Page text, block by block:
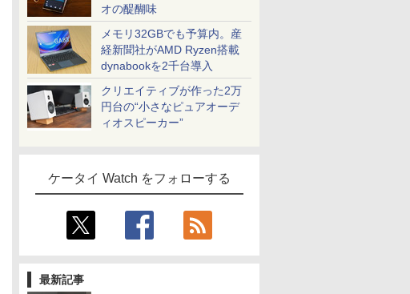
オの醍醐味
メモリ32GBでも予算内。産
経新聞社がAMD Ryzen搭載
dynabookを2千台導入
クリエイティブが作った2万
円台の“小さなピュアオーデ
ィオスピーカー”
ケータイ Watch をフォローする
最新記事